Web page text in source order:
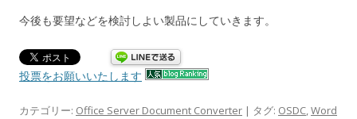
今後も要望などを検討しよい製品にしていきます。
投票をお願いいたします
カテゴリー: Office Server Document Converter | タグ: OSDC,Word